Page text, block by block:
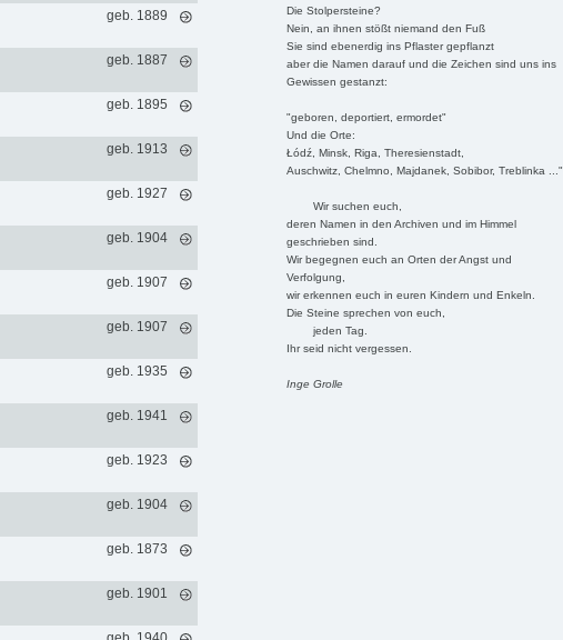
Die Stolpersteine?
Nein, an ihnen stößt niemand den Fuß
Sie sind ebenerdig ins Pflaster gepflanzt
aber die Namen darauf und die Zeichen sind uns ins
Gewissen gestanzt:
"geboren, deportiert, ermordet"
Und die Orte:
Łódź, Minsk, Riga, Theresienstadt,
Auschwitz, Chelmno, Majdanek, Sobibor, Treblinka ..."
Wir suchen euch,
deren Namen in den Archiven und im Himmel
geschrieben sind.
Wir begegnen euch an Orten der Angst und
Verfolgung,
wir erkennen euch in euren Kindern und Enkeln.
Die Steine sprechen von euch,
jeden Tag.
Ihr seid nicht vergessen.
Inge Grolle
geb. 1889
geb. 1887
geb. 1895
geb. 1913
geb. 1927
geb. 1904
geb. 1907
geb. 1907
geb. 1935
geb. 1941
geb. 1923
geb. 1904
geb. 1873
geb. 1901